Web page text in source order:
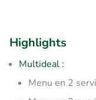
Highlights
Multideal :
Menu en 2